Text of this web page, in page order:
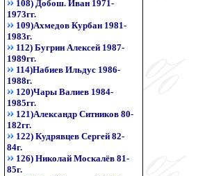
108) Добош. Иван 1971-
1973гг.
109)Ахмедов Курбан 1981-
1983г.
112) Бугрин Алексей 1987-
1989гг.
114)Набиев Ильдус 1986-
1988г.
120)Чары Валиев 1984-
1985гг.
121)Александр Ситников 80-
182гг.
122) Кудрявцев Сергей 82-
84г.
126) Николай Москалёв 81-
85г.